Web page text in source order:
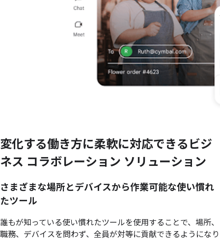
変化する働き方に柔軟に対応できる ビジ
ネス コラボレーション ソリューション
さまざまな場所とデバイスから作業可能な使い慣れ
たツール
誰もが知っている使い慣れたツールを使用することで、場所、
職務、デバイスを問わず、全員が対等に貢献できるようになり